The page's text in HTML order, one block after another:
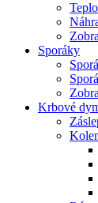
Sporáky
Krbové